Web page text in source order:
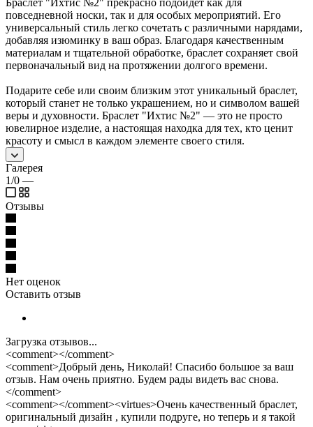
повседневной носки, так и для особых мероприятий. Его
универсальный стиль легко сочетать с различными нарядами,
добавляя изюминку в ваш образ. Благодаря качественным
материалам и тщательной обработке, браслет сохраняет свой
первоначальный вид на протяжении долгого времени.
Подарите себе или своим близким этот уникальный браслет,
который станет не только украшением, но и символом вашей
веры и духовности. Браслет "Ихтис №2" — это не просто
ювелирное изделие, а настоящая находка для тех, кто ценит
красоту и смысл в каждом элементе своего стиля.
Галерея
1/0 —
Отзывы
Нет оценок
Оставить отзыв
Загрузка отзывов...
<comment></comment>
<comment>Добрый день, Николай! Спасибо большое за ваш
отзыв. Нам очень приятно. Будем рады видеть вас снова.
</comment>
<comment></comment><virtues>Очень качественный браслет,
оригинальный дизайн , купили подруге, но теперь и я такой